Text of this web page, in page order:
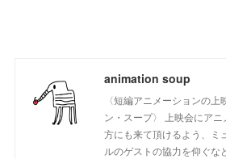
animation soup
〈短編アニメーションの
ン・スープ〉 上映会にア
方にも来て頂けるよう、ミ
ルのゲストの協力を仰ぐな